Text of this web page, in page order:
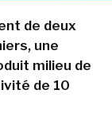
de deux
une
milieu de
de 10